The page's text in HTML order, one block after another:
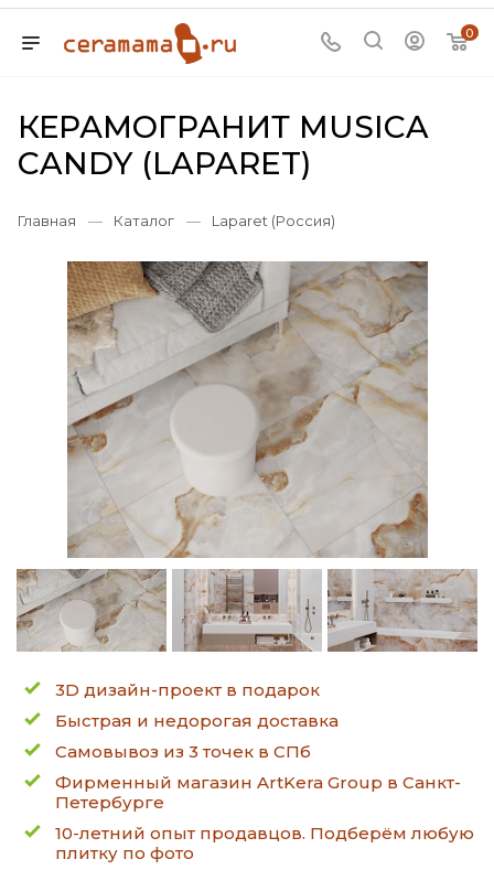
0
КЕРАМОГРАНИТ MUSICA
CANDY (LAPARET)
Главная — Каталог — Laparet (Россия)
3D дизайн-проект в подарок
Быстрая и недорогая доставка
Самовывоз из 3 точек в СПб
Фирменный магазин ArtKera Group в Санкт-
Петербурге
10-летний опыт продавцов. Подберём любую
плитку по фото